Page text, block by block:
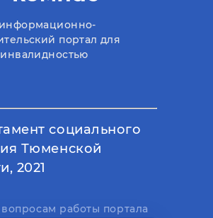
портал для
социального
Тюменской
2021
работы портала